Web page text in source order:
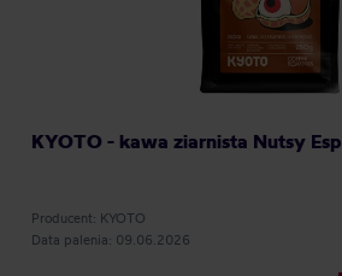
KYOTO - kawa ziarnista Nutsy
Producent: KYOTO
Data palenia: 09.06.2026